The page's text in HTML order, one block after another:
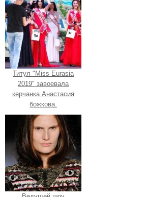
Титул "Miss Eurasia
2019" завоевала
керчанка Анастасия
божкова.